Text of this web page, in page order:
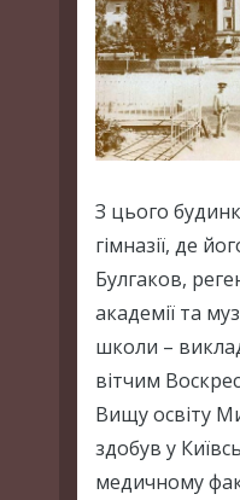
З цього
гімназії, де
Булгаков,
академії та
школи –
вітчим
Вищу освіту
здобув у
медичному